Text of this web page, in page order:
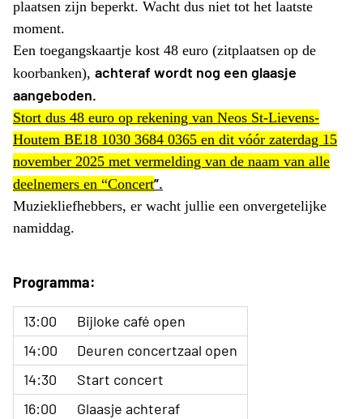
plaatsen zijn beperkt. Wacht dus niet tot het laatste
moment.
Een toegangskaartje kost 48 euro (zitplaatsen op de
koorbanken), achteraf wordt nog een glaasje
aangeboden.
Stort dus 48 euro op rekening van Neos St-Lievens-
Houtem BE18 1030 3684 0365 en dit vóór zaterdag 15
november 2025 met vermelding van de naam van alle
deelnemers en “Concert”.
Muziekliefhebbers, er wacht jullie een onvergetelijke
namiddag.
Programma:
13:00
Bijloke café open
14:00
Deuren concertzaal open
14:30
Start concert
16:00
Glaasje achteraf